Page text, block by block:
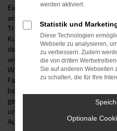
Eine Tageszulassung, ist der
an einen nagelneuen Hyundai
Trick noch nicht? Dann klären
Kunstgriff besteht darin, ein
dem Papier in einen
wir es für genau einen Tag auf
Wagens bleibt dadurch
Fahrzeug während der
bewegt und wartet demnach
gemeinsame Fahrt. Besuchen
unserer Standorte und
Auswahl an Hyundai i30
werden aktiviert.
Statistik und
Diese Technologien
Webseite zu analysieren,
zu verbessern. Zudem
die von dritten
Sie auf anderen Webseiten
zu schalten, die für Ihre
Optionale